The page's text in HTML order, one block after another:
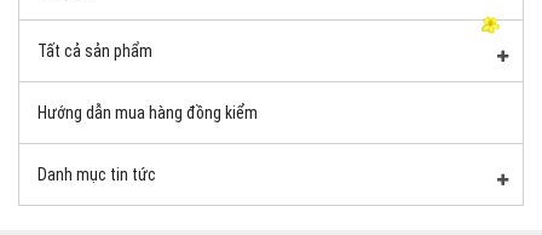
Tất cả sản phẩm
Hướng dẫn mua hàng đồng kiểm
Danh mục tin tức